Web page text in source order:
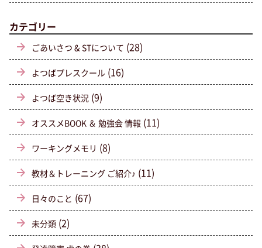
カテゴリー
ごあいさつ & STについて (28)
よつばプレスクール (16)
よつば空き状況 (9)
オススメBOOK ＆ 勉強会 情報 (11)
ワーキングメモリ (8)
教材＆トレーニング ご紹介♪ (11)
日々のこと (67)
未分類 (2)